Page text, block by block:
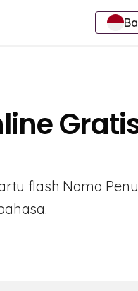
flash Nama